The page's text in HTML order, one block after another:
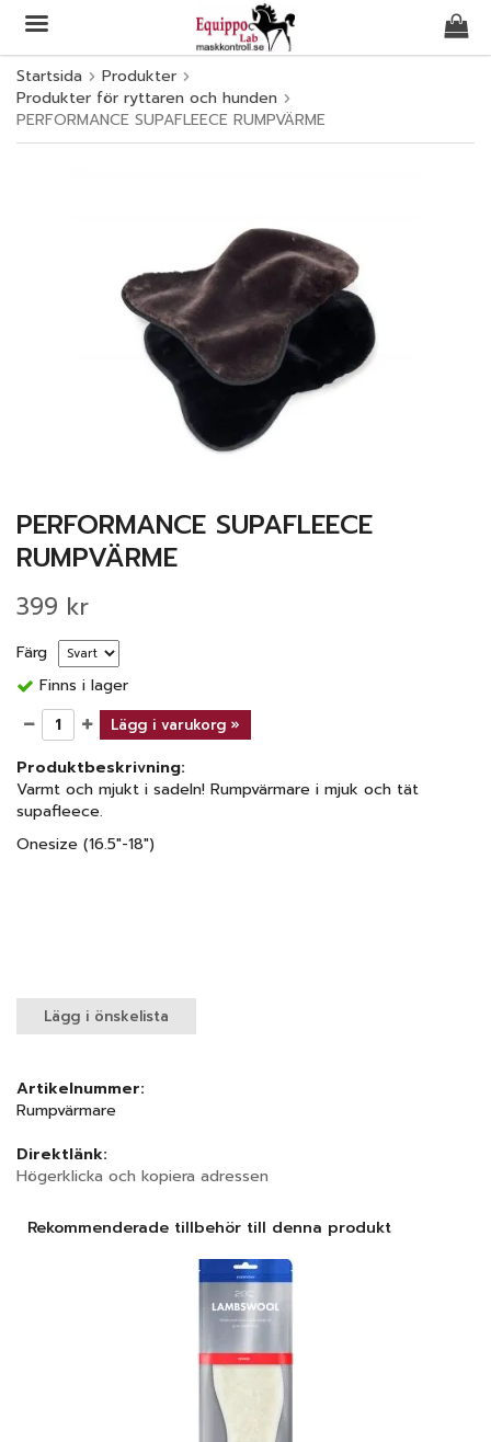
Produkten har blivit tillagd i varukorgen
Startsida
Produkter
Produkter för ryttaren och hunden
PERFORMANCE SUPAFLEECE RUMPVÄRME
PERFORMANCE SUPAFLEECE
RUMPVÄRME
399 kr
Färg
Finns i lager
Lägg i varukorg »
Produktbeskrivning:
Varmt och mjukt i sadeln! Rumpvärmare i mjuk och tät
supafleece.
Onesize (16.5"-18")
Lägg i önskelista
Artikelnummer:
Rumpvärmare
Direktlänk:
Högerklicka och kopiera adressen
Rekommenderade tillbehör till denna produkt